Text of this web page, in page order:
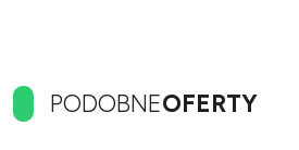
PODOBNEOFERTY